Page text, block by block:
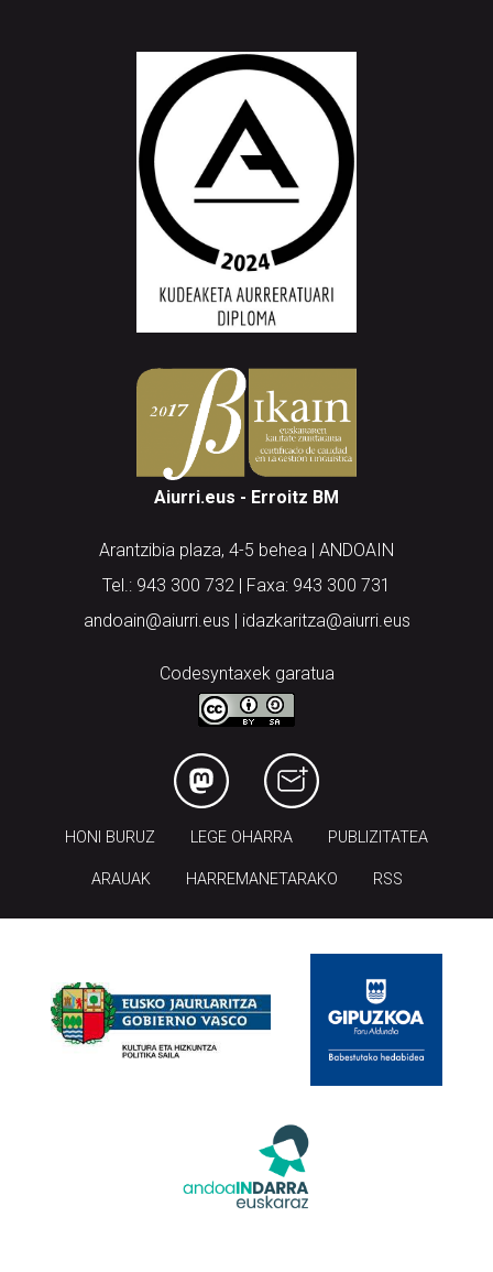
Aiurri.eus - Erroitz BM
Arantzibia plaza, 4-5 behea | ANDOAIN
Tel.: 943 300 732 | Faxa: 943 300 731
andoain@aiurri.eus | idazkaritza@aiurri.eus
Codesyntaxek garatua
HONI BURUZ LEGE OHARRA PUBLIZITATEA
ARAUAK HARREMANETARAKO RSS